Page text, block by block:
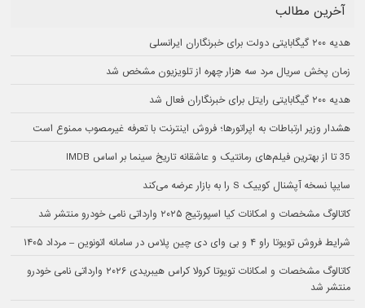
آخرین مطالب
هدیه ۲۰۰ گیگابایتی دولت برای خبرنگاران ایرانسلی
زمان پخش سریال مرد سه هزار چهره از تلویزیون مشخص شد
هدیه ۲۰۰ گیگابایتی رایتل برای خبرنگاران فعال شد
هشدار وزیر ارتباطات به اپراتورها؛ فروش اینترنت با تعرفه غیرمصوب ممنوع است
35 تا از بهترین فیلم‌های رمانتیک و عاشقانه تاریخ سینما بر اساس IMDB
سایپا نسخه آپشنال کوییک S را به بازار عرضه می‌کند
کاتالوگ مشخصات و امکانات کیا اسپورتیج ۲۰۲۵ وارداتی نامی خودرو منتشر شد
شرایط فروش تویوتا راو ۴ و بی وای دی چین پلاس در سامانه اتونوین – مرداد ۱۴۰۵
کاتالوگ مشخصات و امکانات تویوتا کرولا کراس هیبریدی ۲۰۲۶ وارداتی نامی خودرو
منتشر شد